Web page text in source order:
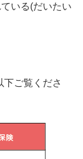
いる(だいたい
ご覧くださ